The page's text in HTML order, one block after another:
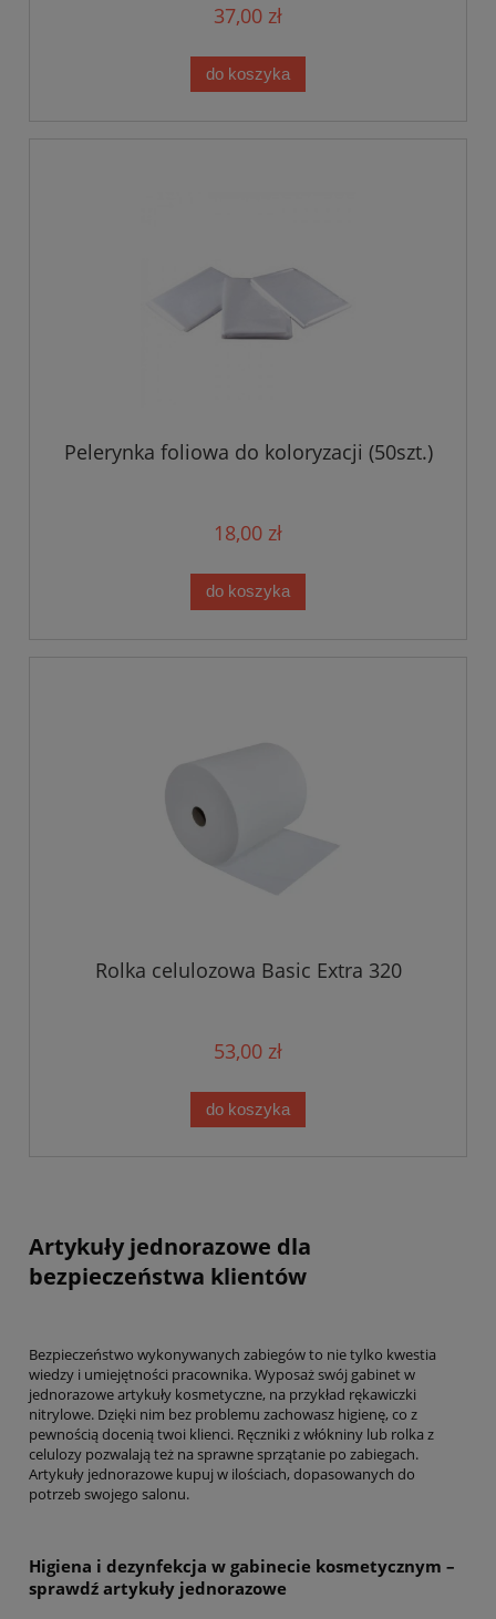
37,00 zł
do koszyka
Pelerynka foliowa do koloryzacji (50szt.)
18,00 zł
do koszyka
Rolka celulozowa Basic Extra 320
53,00 zł
do koszyka
Artykuły jednorazowe dla
bezpieczeństwa klientów
Bezpieczeństwo wykonywanych zabiegów to nie tylko kwestia
wiedzy i umiejętności pracownika. Wyposaż swój gabinet w
jednorazowe artykuły kosmetyczne, na przykład rękawiczki
nitrylowe. Dzięki nim bez problemu zachowasz higienę, co z
pewnością docenią twoi klienci. Ręczniki z włókniny lub rolka z
celulozy pozwalają też na sprawne sprzątanie po zabiegach.
Artykuły jednorazowe kupuj w ilościach, dopasowanych do
potrzeb swojego salonu.
Higiena i dezynfekcja w gabinecie kosmetycznym –
sprawdź artykuły jednorazowe